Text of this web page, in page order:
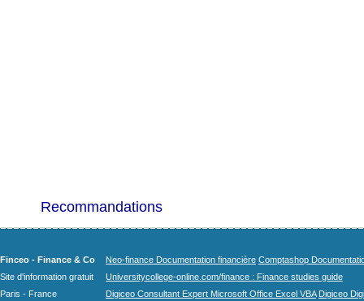
Recommandations
Finceo - Finance & Co
Site d'information gratuit
Paris - France
Neo-finance Documentation financière Comptashop
Universitycollege-online.com/finance : Finance studies guide
Digiceo Consultant Expert Microsoft Office Excel VBA Digiceo